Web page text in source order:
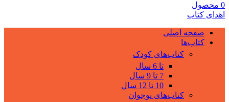
0 محصول
اهدای کتاب
صفحه اصلی
کتاب‌ها
کتاب‌های کودک
تا 6 سال
7 تا 9 سال
10 تا 12 سال
کتاب‌های نوجوان